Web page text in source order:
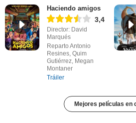
Haciendo amigos
3,4
Director: David
Marqués
Reparto Antonio
Resines, Quim
Gutiérrez, Megan
Montaner
Tráiler
Mejores películas en